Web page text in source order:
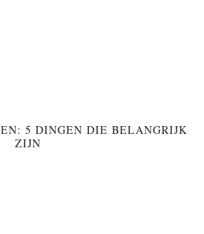
5 DINGEN DIE BELANGRIJK
ZIJN